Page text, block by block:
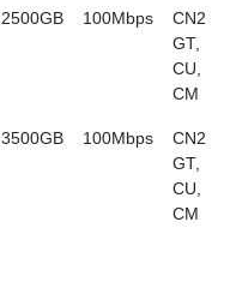
2500GB 100Mbps
CN2
GT,
CU,
CM
3500GB 100Mbps
CN2
GT,
CU,
CM